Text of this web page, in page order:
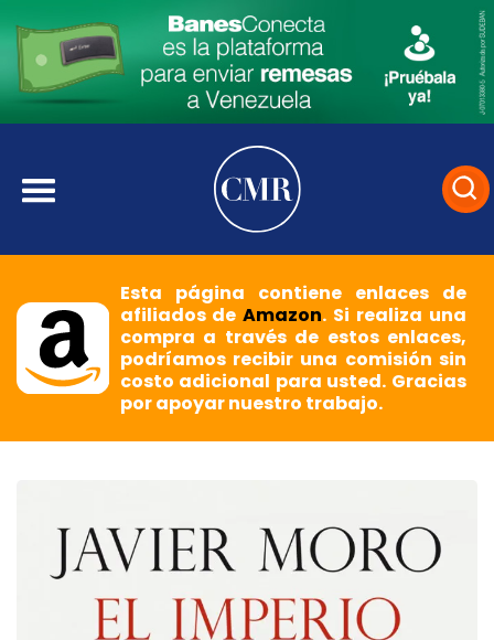
Esta página contiene enlaces de
afiliados deAmazon. Si realiza una
compra a través de estos enlaces,
podríamos recibir una comisión sin
costo adicional para usted. Gracias
por apoyar nuestro trabajo.